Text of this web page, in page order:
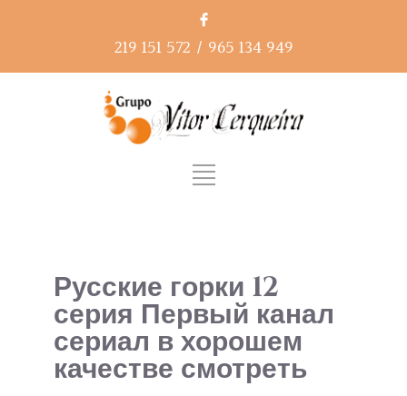
219 151 572 / 965 134 949
Русские горки 12
серия Первый канал
сериал в хорошем
качестве смотреть